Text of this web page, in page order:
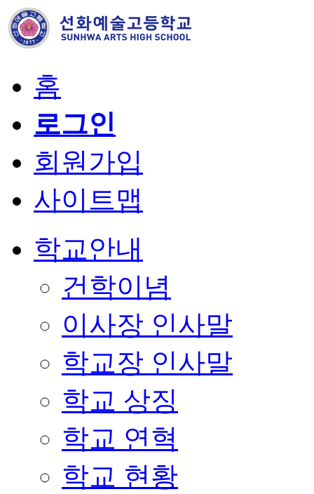
홈
로그인
회원가입
사이트맵
학교안내
건학이념
이사장 인사말
학교장 인사말
학교 상징
학교 연혁
학교 현황